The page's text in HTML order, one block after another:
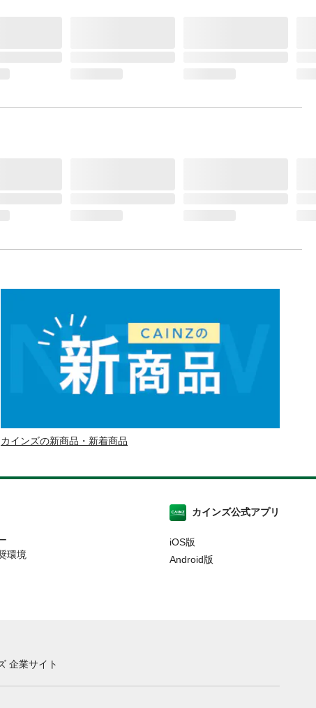
カインズの新商品・新着商品
環境
カインズ公式アプリ
iOS版
Android版
企業サイト